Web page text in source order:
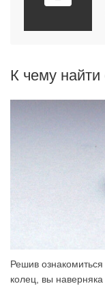
К чему
Решив
колец, вы